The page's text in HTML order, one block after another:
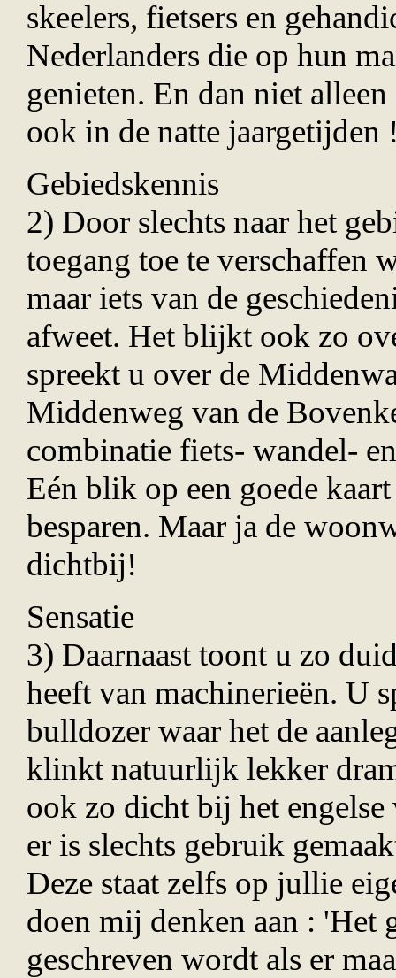
skeelers, fietsers en
Nederlanders die op hun
genieten. En dan niet
ook in de natte jaargetijden
Gebiedskennis
2) Door slechts naar het
toegang toe te verschaffen
maar iets van de
afweet. Het blijkt ook zo
spreekt u over de
Middenweg van de
combinatie fiets- wandel-
Eén blik op een goede
besparen. Maar ja de
dichtbij!
Sensatie
3) Daarnaast toont u zo
heeft van machinerieën. U
bulldozer waar het de
klinkt natuurlijk lekker
ook zo dicht bij het
er is slechts gebruik
Deze staat zelfs op jullie
doen mij denken aan : 'Het
geschreven wordt als er